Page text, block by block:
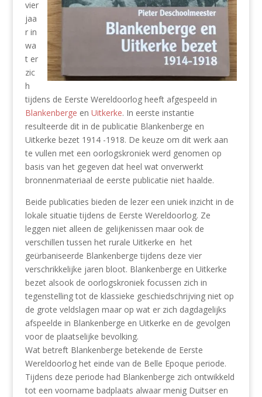
vier
jaa
r in
wa
t er
zic
h
tijdens de Eerste Wereldoorlog heeft afgespeeld in
Blankenberge en Uitkerke. In eerste instantie
resulteerde dit in de publicatie Blankenberge en
Uitkerke bezet 1914 -1918. De keuze om dit werk aan
te vullen met een oorlogskroniek werd genomen op
basis van het gegeven dat heel wat onverwerkt
bronnenmateriaal de eerste publicatie niet haalde.
Beide publicaties bieden de lezer een uniek inzicht in de
lokale situatie tijdens de Eerste Wereldoorlog. Ze
leggen niet alleen de gelijkenissen maar ook de
verschillen tussen het rurale Uitkerke en het
geürbaniseerde Blankenberge tijdens deze vier
verschrikkelijke jaren bloot. Blankenberge en Uitkerke
bezet alsook de oorlogskroniek focussen zich in
tegenstelling tot de klassieke geschiedschrijving niet op
de grote veldslagen maar op wat er zich dagdagelijks
afspeelde in Blankenberge en Uitkerke en de gevolgen
voor de plaatselijke bevolking.
Wat betreft Blankenberge betekende de Eerste
Wereldoorlog het einde van de Belle Epoque periode.
Tijdens deze periode had Blankenberge zich ontwikkeld
tot een voorname badplaats alwaar menig Duitser en